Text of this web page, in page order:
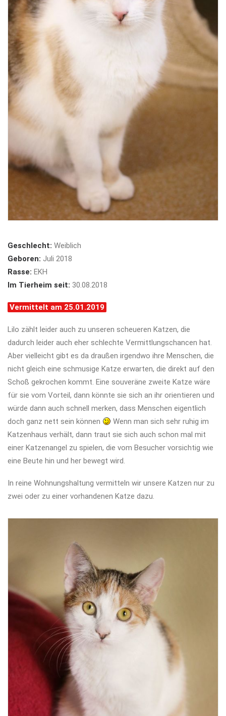
Geschlecht: Weiblich
Geboren: Juli 2018
Rasse: EKH
Im Tierheim seit: 30.08.2018
Vermittelt am 25.01.2019
Lilo zählt leider auch zu unseren scheueren Katzen, die
dadurch leider auch eher schlechte Vermittlungschancen hat.
Aber vielleicht gibt es da draußen irgendwo ihre Menschen, die
nicht gleich eine schmusige Katze erwarten, die direkt auf den
Schoß gekrochen kommt. Eine souveräne zweite Katze wäre
für sie vom Vorteil, dann könnte sie sich an ihr orientieren und
würde dann auch schnell merken, dass Menschen eigentlich
doch ganz nett sein können
Wenn man sich sehr ruhig im
Katzenhaus verhält, dann traut sie sich auch schon mal mit
einer Katzenangel zu spielen, die vom Besucher vorsichtig wie
eine Beute hin und her bewegt wird.
In reine Wohnungshaltung vermitteln wir unsere Katzen nur zu
zwei oder zu einer vorhandenen Katze dazu.